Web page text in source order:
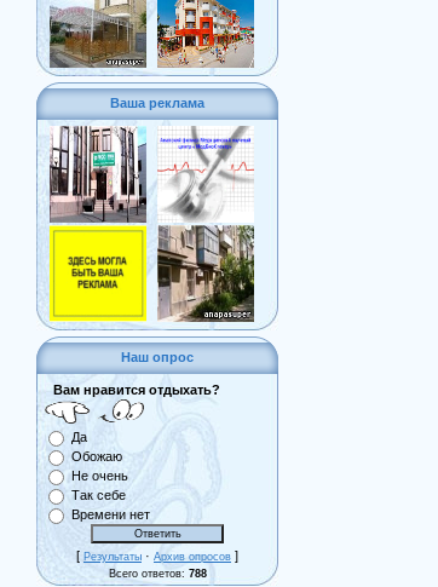
Ваша реклама
Наш опрос
Вам нравится отдыхать?
Да
Обожаю
Не очень
Так себе
Времени нет
[ Результаты · Архив опросов ]
Всего ответов: 788